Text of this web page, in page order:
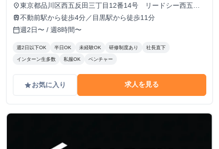
place東京都品川区西五反田三丁目12番14号 リードシー西五反
田ビル7-8階（受付8階）
train不動前駅から徒歩4分／目黒駅から徒歩11分
calendar_today週2日〜 / 週8時間〜
週2日以下OK 半日OK 未経験OK 研修制度あり 社長直下
インターン生多数 私服OK ベンチャー
gradeお気に入り 求人を見る